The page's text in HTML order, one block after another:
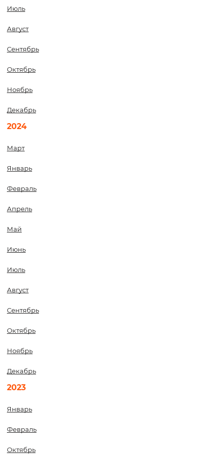
Июль
Август
Сентябрь
Октябрь
Ноябрь
Декабрь
2024
Март
Январь
Февраль
Апрель
Май
Июнь
Июль
Август
Сентябрь
Октябрь
Ноябрь
Декабрь
2023
Январь
Февраль
Октябрь